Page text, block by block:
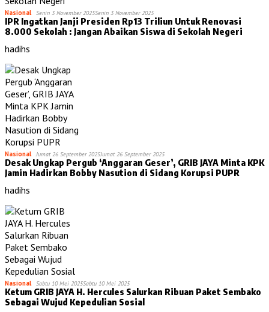
Nasional Senin 3 November 2025Senin 3 November 2025
IPR Ingatkan Janji Presiden Rp13 Triliun Untuk Renovasi
8.000 Sekolah : Jangan Abaikan Siswa di Sekolah Negeri
hadihs
Nasional Jumat 26 September 2025Jumat 26 September 2025
Desak Ungkap Pergub ‘Anggaran Geser’, GRIB JAYA Minta KPK
Jamin Hadirkan Bobby Nasution di Sidang Korupsi PUPR
hadihs
Nasional Sabtu 10 Mei 2025Sabtu 10 Mei 2025
Ketum GRIB JAYA H. Hercules Salurkan Ribuan Paket Sembako
Sebagai Wujud Kepedulian Sosial